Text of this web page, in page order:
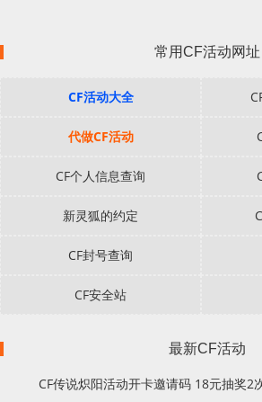
常用CF活动网址
CF活动大全
代做CF活动
CF个人信息查询
新灵狐的约定
CF封号查询
CF安全站
最新CF活动
CF传说炽阳活动开卡邀请码 18元抽奖2